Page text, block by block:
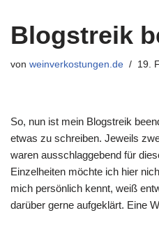
Blogstreik
von weinverkostungen.de 19.
So, nun ist mein Blogstreik
etwas zu schreiben. Jeweils
waren ausschlaggebend für
Einzelheiten möchte ich hier
mich persönlich kennt, weiß
darüber gerne aufgeklärt. Eine